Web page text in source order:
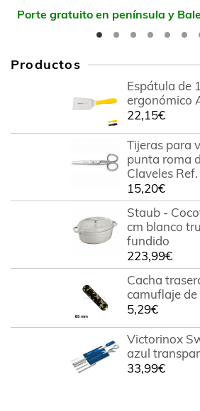
Porte gratuito en península y
Productos
Espátula de
ergonómico
22,15€
Tijeras para
punta roma
Claveles
15,20€
Staub -
cm blanco
fundido
223,99€
Cacha
camuflaje
5,29€
Victorinox
azul
33,99€